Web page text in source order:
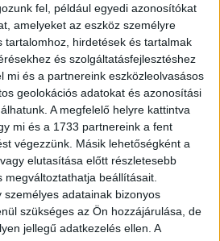
fel, például egyedi azonosítókat
amelyeket az eszköz személyre
tartalomhoz, hirdetések és tartalmak
és szolgáltatásfejlesztéshez
mi és a partnereink eszközleolvasásos
geolokációs adatokat és azonosítási
A megfelelő helyre kattintva
mi és a 1733 partnereink a fent
végezzünk. Másik lehetőségként a
elutasítása előtt részletesebb
beállításait.
adatainak bizonyos
szükséges az Ön hozzájárulása, de
jellegű adatkezelés ellen. A
nem aludtam az éjjel egy
szörnyen búgott a házban.
mert egész éjjel